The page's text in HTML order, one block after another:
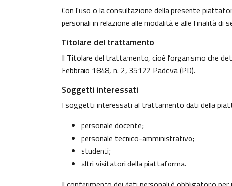
Con l'uso o la consultazione della presente
personali in relazione alle modalità e alle finalità di
Titolare del trattamento
Il Titolare del trattamento, cioè l’organismo che
Febbraio 1848, n. 2, 35122 Padova (PD).
Soggetti interessati
I soggetti interessati al trattamento dati della
personale docente;
personale tecnico-amministrativo;
studenti;
altri visitatori della piattaforma.